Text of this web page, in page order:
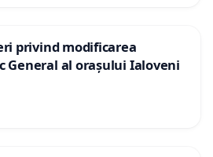
privind modificarea
General al orașului Ialoveni